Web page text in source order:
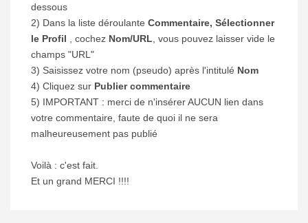
dessous
2) Dans la liste déroulante Commentaire, Sélectionner
le Profil
, cochez Nom/URL , vous pouvez laisser vide le
champs "URL"
3) Saisissez votre nom (pseudo) après l'intitulé Nom
4) Cliquez sur Publier commentaire
5) IMPORTANT : merci de n'insérer AUCUN lien dans
votre commentaire, faute de quoi il ne sera
malheureusement pas publié
Voilà : c'est fait.
Et un grand MERCI !!!!